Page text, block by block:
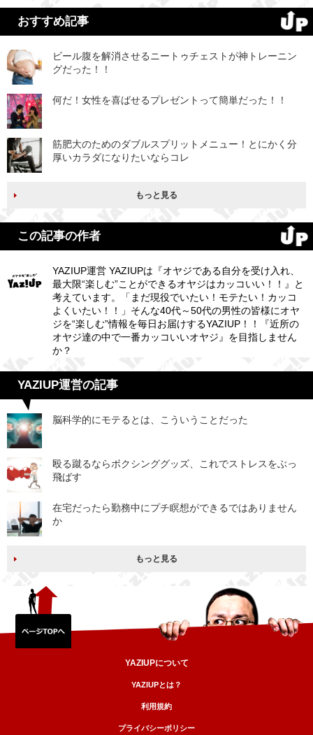
おすすめ記事
ビール腹を解消させるニートゥチェストが神トレーニン
グだった！！
何だ！女性を喜ばせるプレゼントって簡単だった！！
筋肥大のためのダブルスプリットメニュー！とにかく分
厚いカラダになりたいならコレ
もっと見る
この記事の作者
YAZIUP運営 YAZIUPは『オヤジである自分を受け入れ、
最大限“楽しむ”ことができるオヤジはカッコいい！！』と
考えています。「まだ現役でいたい！モテたい！カッコ
よくいたい！！」そんな40代～50代の男性の皆様にオヤ
ジを“楽しむ”情報を毎日お届けするYAZIUP！！『近所の
オヤジ達の中で一番カッコいいオヤジ』を目指しません
か？
YAZIUP運営の記事
脳科学的にモテるとは、こういうことだった
殴る蹴るならボクシンググッズ、これでストレスをぶっ
飛ばす
在宅だったら勤務中にプチ瞑想ができるではありません
か
もっと見る
YAZIUPについて
YAZIUPとは？
利用規約
プライバシーポリシー